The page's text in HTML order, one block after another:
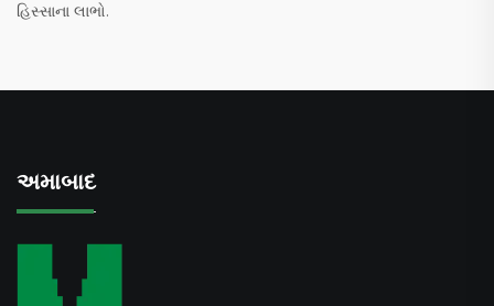
હિસ્સાના લાભો.
અમાબાદ